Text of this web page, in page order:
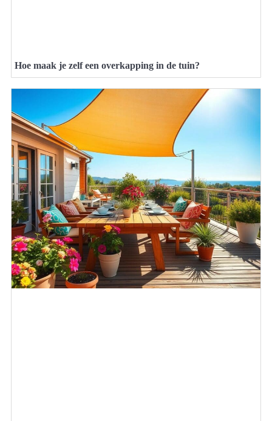
Hoe maak je zelf een overkapping in de tuin?